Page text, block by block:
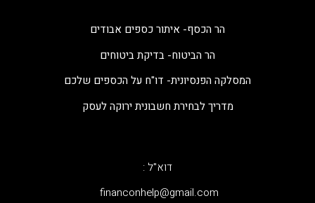
הר הכסף- איתור כספים אבודים
הר הביטוח- בדיקת ביטוחים
המסלקה הפנסיונית- דו"ח על הכספים שלכם
מדריך לבחירת חשבונית ירוקה לעסק
דוא"ל :
‫financonhelp@gmail.com‬